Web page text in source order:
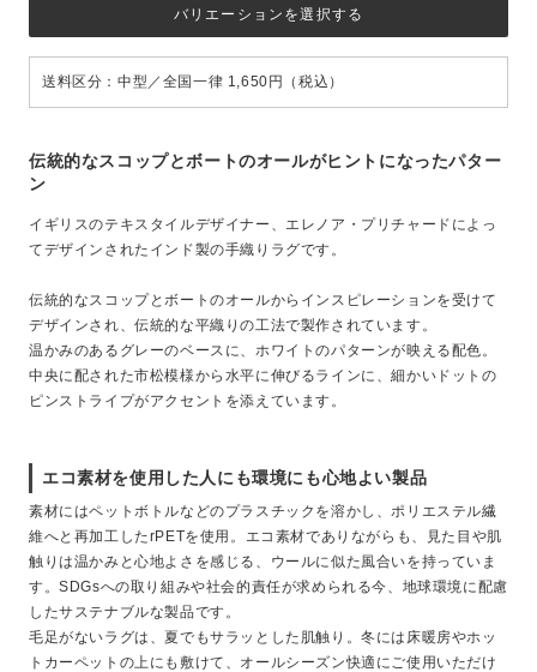
伝統的なスコップとボートのオールがヒントになったパター
ン
イギリスのテキスタイルデザイナー、エレノア・プリチャードによっ
てデザインされたインド製の手織りラグです。
伝統的なスコップとボートのオールからインスピレーションを受けて
デザインされ、伝統的な平織りの工法で製作されています。
温かみのあるグレーのベースに、ホワイトのパターンが映える配色。
中央に配された市松模様から水平に伸びるラインに、細かいドットの
ピンストライプがアクセントを添えています。
エコ素材を使用した人にも環境にも心地よい製品
素材にはペットボトルなどのプラスチックを溶かし、ポリエステル繊
維へと再加工したrPETを使用。エコ素材でありながらも、見た目や肌
触りは温かみと心地よさを感じる、ウールに似た風合いを持っていま
す。SDGsへの取り組みや社会的責任が求められる今、地球環境に配慮
したサステナブルな製品です。
毛足がないラグは、夏でもサラッとした肌触り。冬には床暖房やホッ
トカーペットの上にも敷けて、オールシーズン快適にご使用いただけ
バリエーションを選択する
送料区分：中型／全国一律 1,650円（税込）